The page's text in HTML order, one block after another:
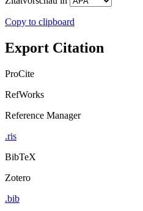
Copy to clipboard
Export Citation
ProCite
RefWorks
Reference Manager
.ris
BibTeX
Zotero
.bib